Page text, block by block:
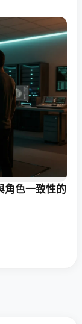
色一致性的